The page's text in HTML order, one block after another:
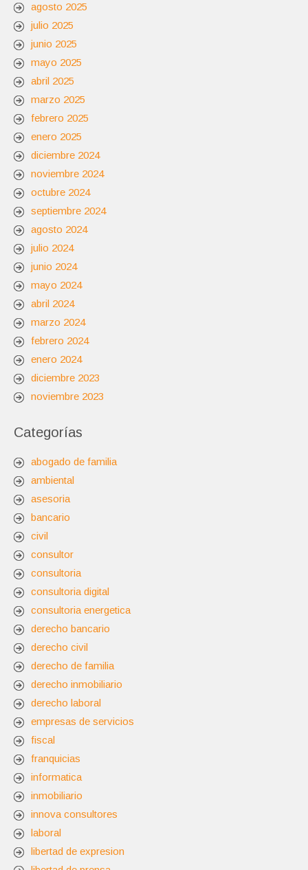
agosto 2025
julio 2025
junio 2025
mayo 2025
abril 2025
marzo 2025
febrero 2025
enero 2025
diciembre 2024
noviembre 2024
octubre 2024
septiembre 2024
agosto 2024
julio 2024
junio 2024
mayo 2024
abril 2024
marzo 2024
febrero 2024
enero 2024
diciembre 2023
noviembre 2023
Categorías
abogado de familia
ambiental
asesoria
bancario
civil
consultor
consultoria
consultoria digital
consultoria energetica
derecho bancario
derecho civil
derecho de familia
derecho inmobiliario
derecho laboral
empresas de servicios
fiscal
franquicias
informatica
inmobiliario
innova consultores
laboral
libertad de expresion